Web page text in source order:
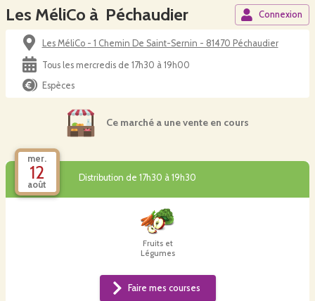
Les MéliCo à Péchaudier Connexion
Les MéliCo - 1 Chemin De Saint-Sernin - 81470 Péchaudier
Tous les mercredis de 17h30 à 19h00
Espèces
Ce marché a une vente en cours
mer.
12
août
Distribution de 17h30 à 19h30
Fruits et
Légumes
Faire mes courses